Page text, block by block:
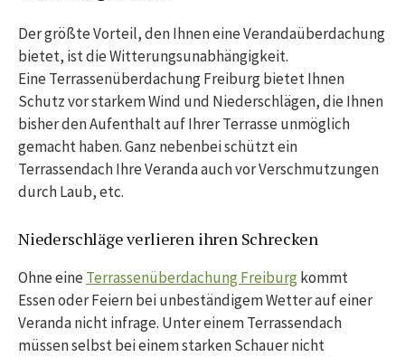
Der größte Vorteil, den Ihnen eine Verandaüberdachung
bietet, ist die Witterungsunabhängigkeit.
Eine Terrassenüberdachung Freiburg bietet Ihnen
Schutz vor starkem Wind und Niederschlägen, die Ihnen
bisher den Aufenthalt auf Ihrer Terrasse unmöglich
gemacht haben. Ganz nebenbei schützt ein
Terrassendach Ihre Veranda auch vor Verschmutzungen
durch Laub, etc.
Niederschläge verlieren ihren Schrecken
Ohne eineTerrassenüberdachung Freiburgkommt
Essen oder Feiern bei unbeständigem Wetter auf einer
Veranda nicht infrage. Unter einem Terrassendach
müssen selbst bei einem starken Schauer nicht